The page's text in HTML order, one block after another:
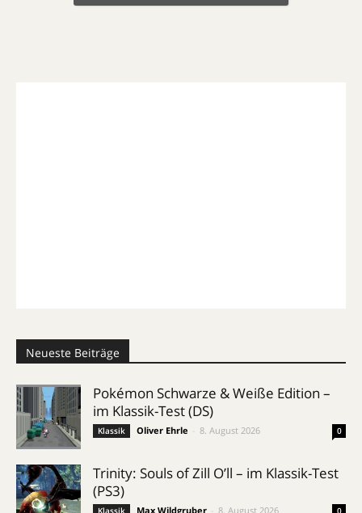
Neueste Beiträge
Pokémon Schwarze & Weiße Edition –
im Klassik-Test (DS)
Klassik Oliver Ehrle 8. August 2026 0
Trinity: Souls of Zill O’ll – im Klassik-Test
(PS3)
Klassik Max Wildgruber 8. August 2026 0